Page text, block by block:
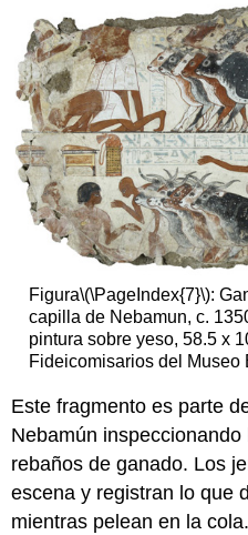
Figura\(\PageIndex{7}\):
capilla de Nebamun, c.
pintura sobre yeso, 58.5 x
Fideicomisarios del Museo
Este fragmento es parte
Nebamún
rebaños de ganado. Los
escena y registran lo que
mientras pelean en la